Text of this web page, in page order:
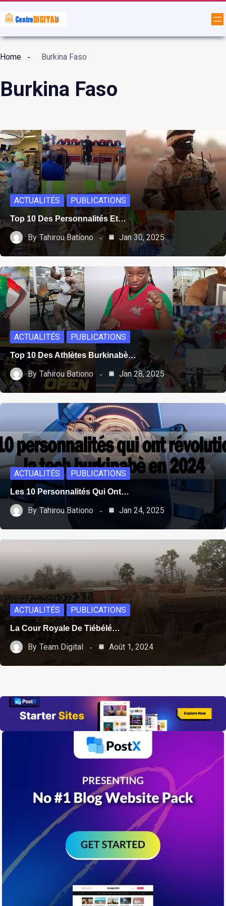
Home Burkina Faso
Burkina Faso
ACTUALITÉS PUBLICATIONS
Top 10 Des Personnalités Et…
By Tahirou Bationo Jan 30, 2025
ACTUALITÉS PUBLICATIONS
Top 10 Des Athlètes Burkinabè…
By Tahirou Bationo Jan 28, 2025
ACTUALITÉS PUBLICATIONS
Les 10 Personnalités Qui Ont…
By Tahirou Bationo Jan 24, 2025
ACTUALITÉS PUBLICATIONS
La Cour Royale De Tiébélé…
By Team Digital Août 1, 2024